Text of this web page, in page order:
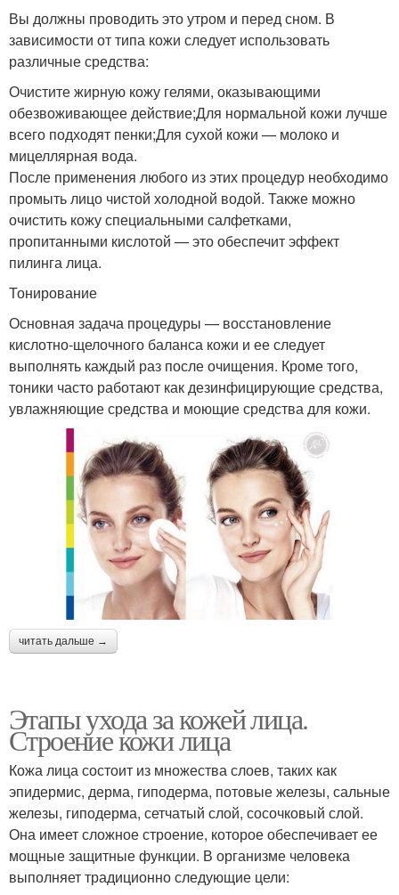
Вы должны проводить это утром и перед сном. В
зависимости от типа кожи следует использовать
различные средства:
Очистите жирную кожу гелями, оказывающими
обезвоживающее действие;Для нормальной кожи лучше
всего подходят пенки;Для сухой кожи — молоко и
мицеллярная вода.
После применения любого из этих процедур необходимо
промыть лицо чистой холодной водой. Также можно
очистить кожу специальными салфетками,
пропитанными кислотой — это обеспечит эффект
пилинга лица.
Тонирование
Основная задача процедуры — восстановление
кислотно-щелочного баланса кожи и ее следует
выполнять каждый раз после очищения. Кроме того,
тоники часто работают как дезинфицирующие средства,
увлажняющие средства и моющие средства для кожи.
читать дальше →
Этапы ухода за кожей лица.
Строение кожи лица
Кожа лица состоит из множества слоев, таких как
эпидермис, дерма, гиподерма, потовые железы, сальные
железы, гиподерма, сетчатый слой, сосочковый слой.
Она имеет сложное строение, которое обеспечивает ее
мощные защитные функции. В организме человека
выполняет традиционно следующие цели: